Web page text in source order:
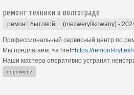
ремонт техники в волгограде
ремонт бытовой ... (niezweryfikowany) -
Профессиональный сервисный центр по
Мы предлагаем: <a href=https://remont-
Наши мастера оперативно устранят
odpowiedz